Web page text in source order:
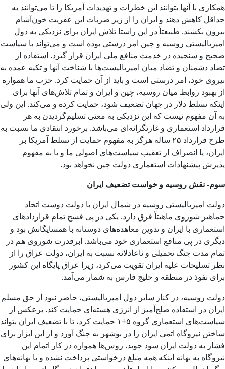
همکاری با آنها بتوانند این خطرات و تهدیدات آمریکا را تا می‌توانند به
حداقل کاهش دهند و ایران را از زیر ضربات این عفریت خون‌آشام
بیرون بکشند. طبیعتاً در این راستا تلاش ایران برای نزدیکی به دول
امپریالیستی روسیه و چین امر درستی بوده است و می‌تواند با سیاست
صحیح و سنجیده در خدمت منافع ملی ایران قرار گیرد. استفاده از
تضاد دشمنان و تضاد میان امپریالیست‌ها با شناخت آنها و تکیه عمده به
نیروی خود، امر درستی است و باید از آن حمایت کرد. حزب ما همواره
از بهبود روابط میان روسیه، چین و ایران و تمام تلاش‌های آنها برای
اینکه تسلط دلار در جهان تضعیف شود، حمایت کرده و می‌کند. این ولی
به آن مفهوم نیست که این نزدیکی به معنی تسلیم‌گردیدن به هر
قرارداد استعماری و غارتگرانه‌ای می‌باشد. برخورد انتقادی ما نسبت به
طرح قرارداد ۲۵ ساله هرگز به مفهوم حمایت از تسلط آمریکا بر
ایران، یا انصراف از تعقیب سیاست‌های اصولی ما و یا به مفهوم
پذیرش پیشنهادات استعماری دولت چین نخواهد بود.
سوم- نقش روسیه و خواست تضعیف ایران
دولت امپریالیستی روسیه در شمال ایران با دولت دوست اتحاد
جماهیر شوروی ماهیتاً فرق دارد. یکی در پی فسخ تمام قراردادهای
استعماری با ایران و تدوین معاهده‌های دوستانه با همسایگانش بود و
دیگری در پی منافع استعماری خود می‌باشد. ابرقدرت شوروی هم در
تمام مدت جنگ تحمیلی و ناعادلانه نسبت به ایران، دولت عراق را از
نظر تسلیحات علیه ایران تقویت می‌کرد، زیرا عراق پایگاه این کشور
برای نفوذ در منطقه و خلیج فارس به شمار می‌آمد.
دولت روسیه، در کنار سایر دول امپریالیستی، حاضر نبود از حق مسلم
ایران در استفاده صلح‌آمیز از انرژی هسته‌ای حمایت کند. برعکس از
سیاست‌های استعماری گروه ۵+۱ حمایت کرد، تا با تضعیف ایران بتواند
ساختن نیروگاه اتمی ایران را در بوشهر به چنگ آورد و از این ابزار برای
فشار به دولت ایران سود جوید. روس‌ها همواره در کار اتمام این
نیروگاه به بهانه اینکه همه مبلغ درخواستی پرداخت نشده و یا بهانه‌های